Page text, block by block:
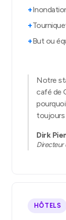
+
+
+But ou
Notre
café de
toujours
Dirk
Directeur
HÔTELS